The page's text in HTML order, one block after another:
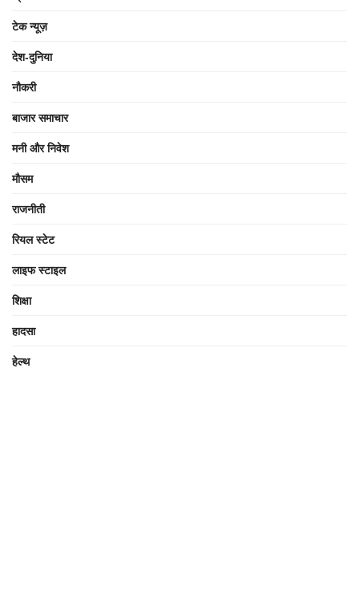
टेक न्यूज़
देश-दुनिया
नौकरी
बाजार समाचार
मनी और निवेश
मौसम
राजनीती
रियल स्टेट
लाइफ स्टाइल
शिक्षा
हादसा
हेल्थ